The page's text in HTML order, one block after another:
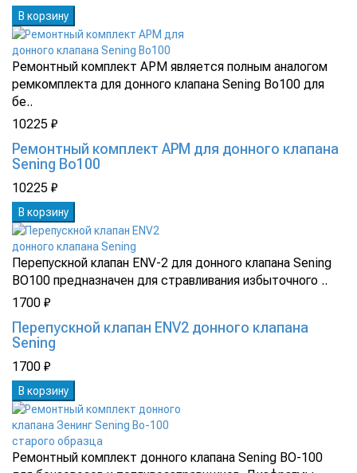
В корзину
Ремонтный комплект АРМ является полным аналогом
ремкомплекта для донного клапана Sening Bo100 для
бе..
10225 ₽
Ремонтный комплект АРМ для донного клапана
Sening Bo100
10225 ₽
В корзину
Перепускной клапан ENV-2 для донного клапана Sening
BO100 предназначен для стравливания избыточного ..
1700 ₽
Перепускной клапан ENV2 донного клапана
Sening
1700 ₽
В корзину
Ремонтный комплект донного клапана Sening BO-100